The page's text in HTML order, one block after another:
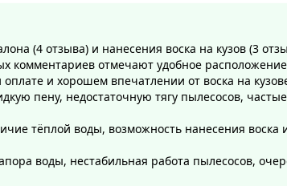
(4 отзыва) и нанесения воска на кузов (3
отмечают удобное
и хорошем впечатлении от воска на
пену, недостаточную тягу пылесосов,
тёплой воды, возможность нанесения воска
воды, нестабильная работа пылесосов,